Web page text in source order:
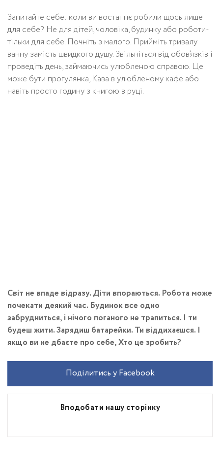
Запитайте себе: коли ви востаннє робили щось лише
для себе? Не для дітей, чоловіка, будинку або роботи-
тільки для себе. Почніть з малого. Прийміть тривалу
ванну замість швидкого душу. Звільніться від обов’язків і
проведіть день, займаючись улюбленою справою. Це
може бути прогулянка, Кава в улюбленому кафе або
навіть просто годину з книгою в руці.
Світ не впаде відразу. Діти впораються. Робота може
почекати деякий час. Будинок все одно
забрудниться, і нічого поганого не трапиться. І ти
будеш жити. Зарядиш батарейки. Ти віддихаєшся. І
якщо ви не дбаєте про себе, Хто це зробить?
Вподобати нашу сторінку
Поділитись у Facebook